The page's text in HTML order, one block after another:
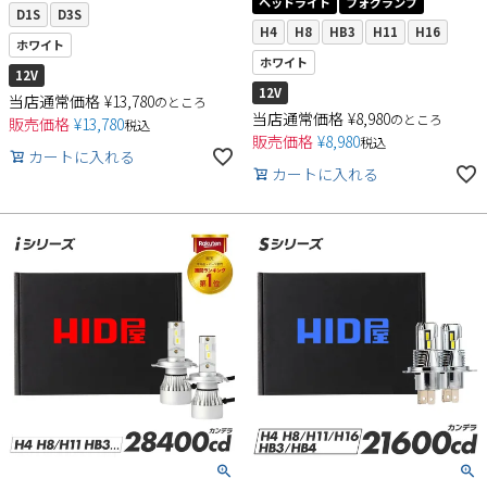
D1S
D3S
ホワイト
12V
当店通常価格 ¥13,780のところ
販売価格 ¥13,780税込
カートに入れる
H4
H8 HB3 H11
H16
ホワイト
12V
当店通常価格 ¥8,980のところ
販売価格 ¥8,980税込
カートに入れる